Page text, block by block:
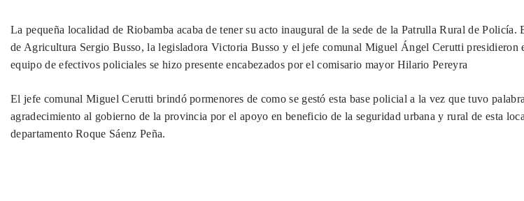
La pequeña localidad de Riobamba acaba de tener su acto inaugural de la sede de la Patrulla Rural de Policía.
de Agricultura Sergio Busso, la legisladora Victoria Busso y el jefe comunal Miguel Ángel Cerutti presidieron
equipo de efectivos policiales se hizo presente encabezados por el comisario mayor Hilario Pereyra
El jefe comunal Miguel Cerutti brindó pormenores de como se gestó esta base policial a la vez que tuvo
agradecimiento al gobierno de la provincia por el apoyo en beneficio de la seguridad urbana y rural de esta
departamento Roque Sáenz Peña.